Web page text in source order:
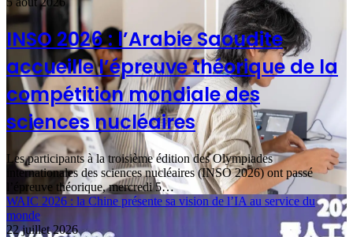
INSO 2026 : l’Arabie Saoudite
accueille l’épreuve théorique de la
compétition mondiale des
sciences nucléaires
Les participants à la troisième édition des Olympiades
internationales des sciences nucléaires (INSO 2026) ont passé
l’épreuve théorique, mercredi 5…
WAIC 2026 : la Chine présente sa vision de l’IA au service du
monde
22 juillet 2026